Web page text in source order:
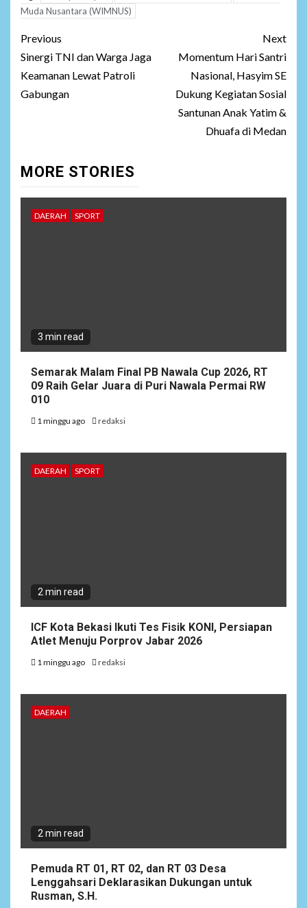
Muda Nusantara (WIMNUS)
Post
navigation
Previous
Sinergi TNI dan Warga Jaga
Keamanan Lewat Patroli
Gabungan
Next
Momentum Hari Santri
Nasional, Hasyim SE
Dukung Kegiatan Sosial
Santunan Anak Yatim &
Dhuafa di Medan
MORE STORIES
DAERAH SPORT
3 min read
Semarak Malam Final PB Nawala Cup 2026, RT
09 Raih Gelar Juara di Puri Nawala Permai RW
010
1 minggu ago redaksi
DAERAH SPORT
2 min read
ICF Kota Bekasi Ikuti Tes Fisik KONI, Persiapan
Atlet Menuju Porprov Jabar 2026
1 minggu ago redaksi
DAERAH
2 min read
Pemuda RT 01, RT 02, dan RT 03 Desa
Lenggahsari Deklarasikan Dukungan untuk
Rusman, S.H.